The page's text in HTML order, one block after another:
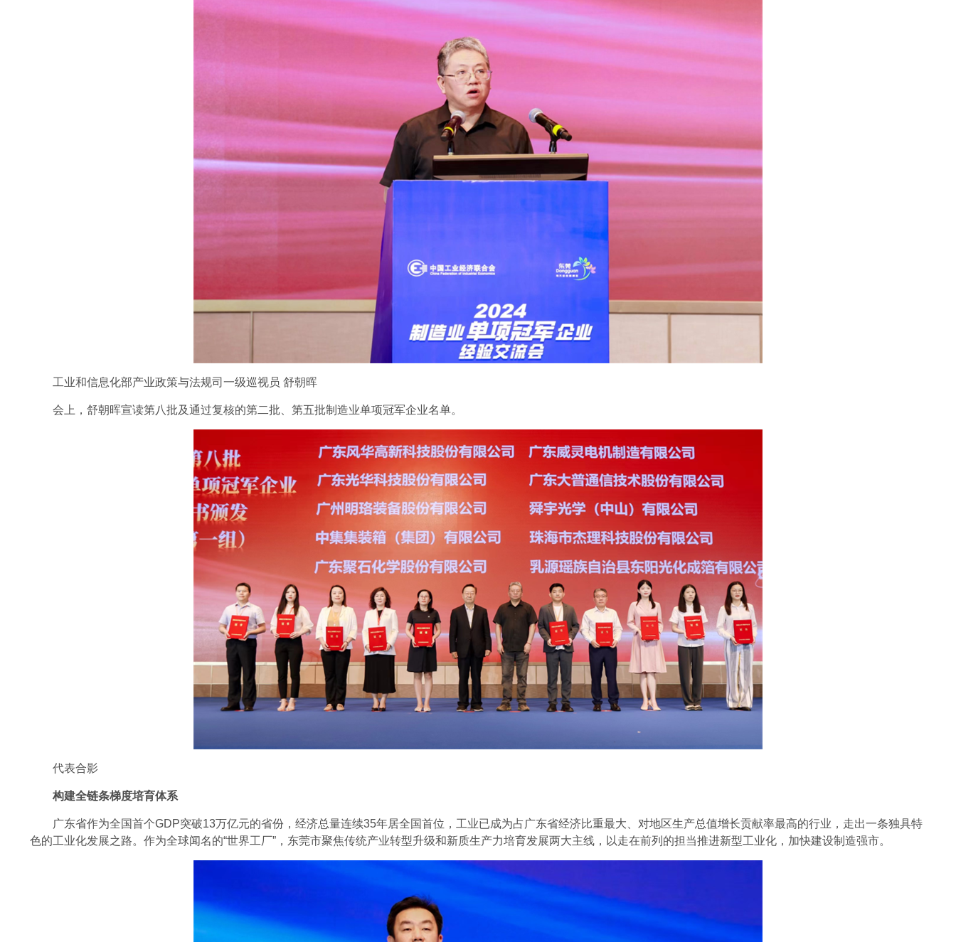
工业和信息化部产业政策与法规司一级巡视员 舒朝晖
会上，舒朝晖宣读第八批及通过复核的第二批、第五批制造业单项冠军企业名单。
代表合影
构建全链条梯度培育体系
广东省作为全国首个GDP突破13万亿元的省份，经济总量连续35年居全国首位，工业已成为占广东省经济比重最大、对地区生产总值增长贡献率最高的行业，走出一条独具特
色的工业化发展之路。作为全球闻名的“世界工厂”，东莞市聚焦传统产业转型升级和新质生产力培育发展两大主线，以走在前列的担当推进新型工业化，加快建设制造强市。